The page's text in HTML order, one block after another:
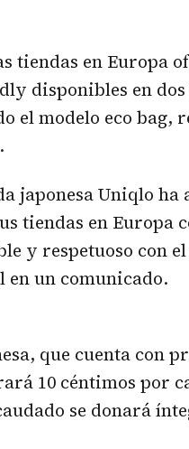
tiendas en Europa
disponibles en
el modelo eco bag,
japonesa Uniqlo ha
tiendas en Europa
y respetuoso con
un comunicado.
que cuenta con
10 céntimos por
se donará